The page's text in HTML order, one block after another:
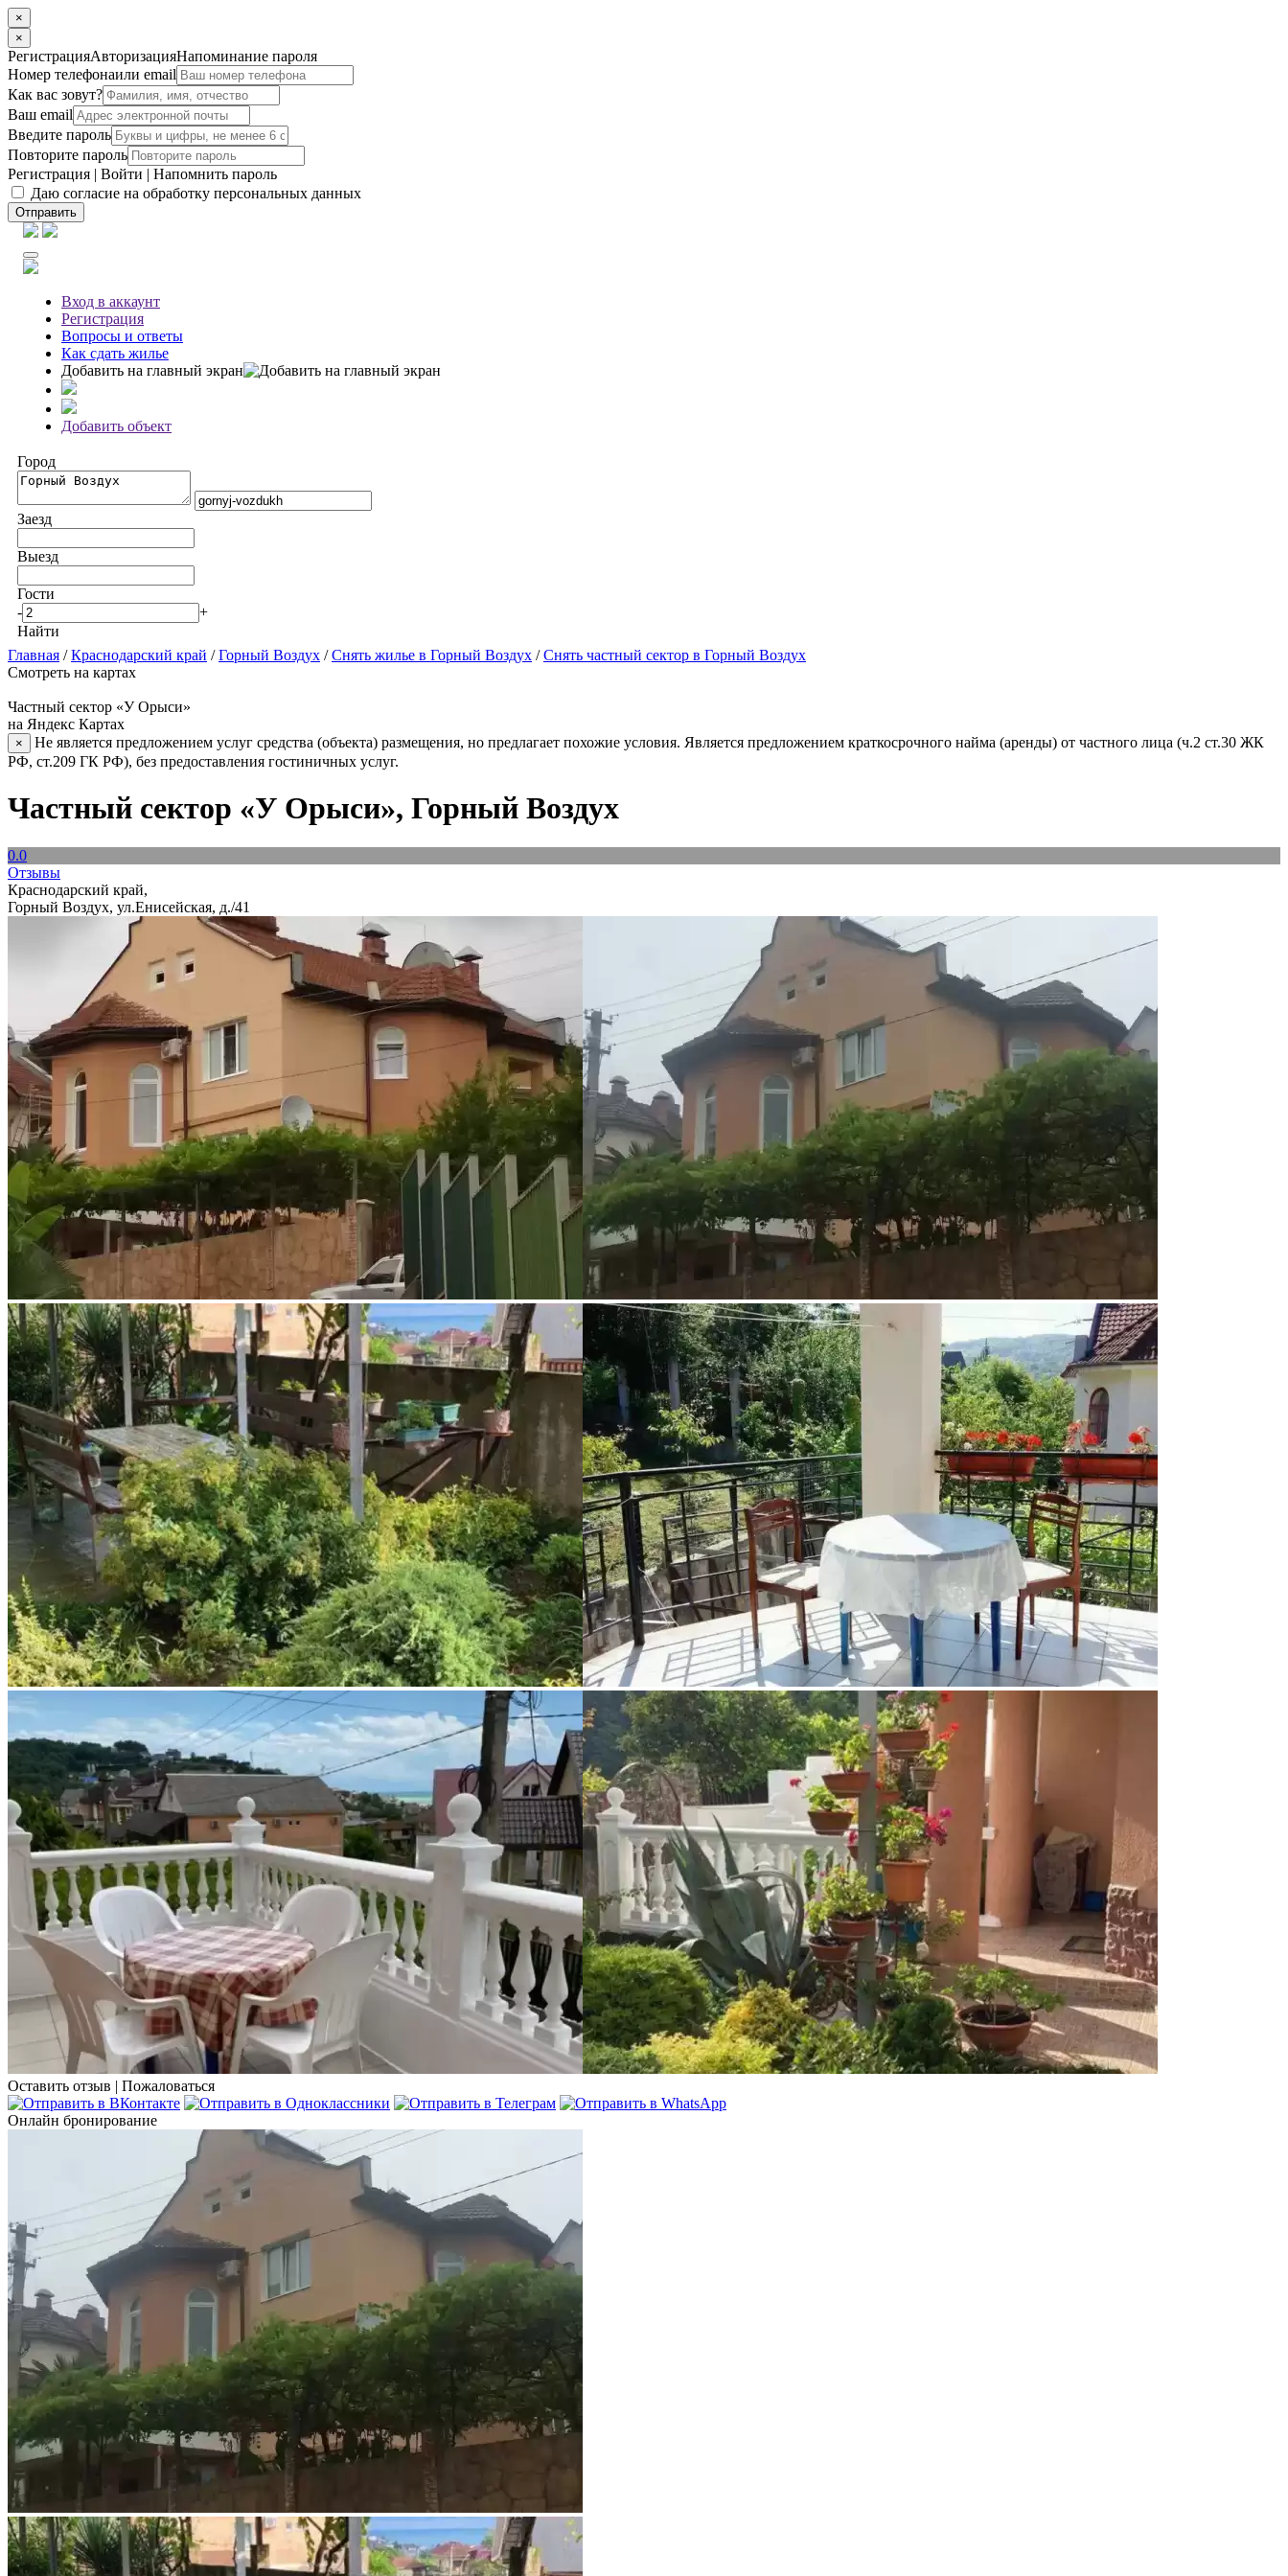
×
×
РегистрацияАвторизацияНапоминание пароля
Номер телефонаили email
Как вас зовут?
Ваш email
Введите пароль
Повторите пароль
Регистрация | Войти | Напомнить пароль
Даю согласие на обработку персональных данных
Отправить
Вход в аккаунт
Регистрация
Вопросы и ответы
Как сдать жилье
Добавить на главный экран
Добавить объект
Город
Заезд
Выезд
Гости
-
+
Найти
Главная /Краснодарский край /Горный Воздух /Снять жилье в Горный Воздух /Снять частный сектор в Горный Воздух
Смотреть на картах
Частный сектор «У Орыси»
на Яндекс Картах
×
Не является предложением услуг средства (объекта) размещения, но предлагает похожие условия. Является предложением краткосрочного найма (аренды) от частного лица (ч.2 ст.30 ЖК
РФ, ст.209 ГК РФ), без предоставления гостиничных услуг.
Частный сектор «У Орыси», Горный Воздух
0.0
Отзывы
Краснодарский край,
Горный Воздух, ул.Енисейская, д./41
Оставить отзыв | Пожаловаться
Онлайн бронирование